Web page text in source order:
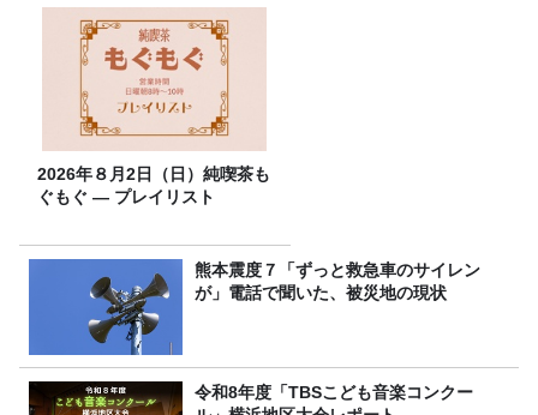
2026年８月2日（日）純喫茶も
ぐもぐ ― プレイリスト
熊本震度７「ずっと救急車のサイレン
が」電話で聞いた、被災地の現状
令和8年度「TBSこども音楽コンクー